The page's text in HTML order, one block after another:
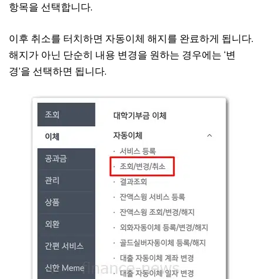
항목을 선택합니다.
이후 취소를 터치하면 자동이체 해지를 완료하게 됩니다.
해지가 아닌 단순히 내용 변경을 원하는 경우에는 ‘변
경’을 선택하면 됩니다.